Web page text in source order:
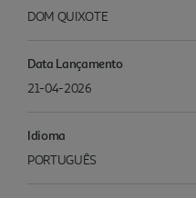
DOM QUIXOTE
Data Lançamento
21-04-2026
Idioma
PORTUGUÊS